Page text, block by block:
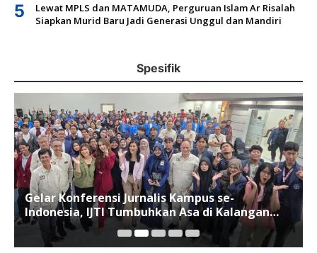
5
Lewat MPLS dan MATAMUDA, Perguruan Islam Ar Risalah
Siapkan Murid Baru Jadi Generasi Unggul dan Mandiri
Spesifik
Gelar Konferensi Jurnalis Kampus se-
Indonesia, IJTI Tumbuhkan Asa di Kalangan
Jurnalis Muda di Era Disruspi Digital